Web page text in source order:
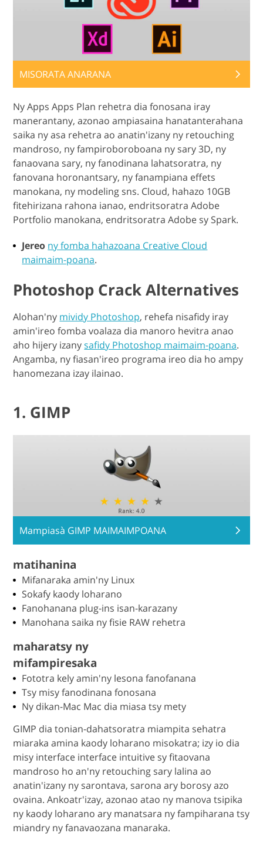
MISORATA ANARANA
Ny Apps Apps Plan rehetra dia fonosana iray
manerantany, azonao ampiasaina hanatanterahana
saika ny asa rehetra ao anatin'izany ny retouching
mandroso, ny fampiroboroboana ny sary 3D, ny
fanaovana sary, ny fanodinana lahatsoratra, ny
fanovana horonantsary, ny fanampiana effets
manokana, ny modeling sns. Cloud, hahazo 10GB
fitehirizana rahona ianao, endritsoratra Adobe
Portfolio manokana, endritsoratra Adobe sy Spark.
Jereo ny fomba hahazoana Creative Cloud
maimaim-poana.
Photoshop Crack Alternatives
Alohan'ny mividy Photoshop, rehefa nisafidy iray
amin'ireo fomba voalaza dia manoro hevitra anao
aho hijery izanysafidy Photoshop maimaim-poana.
Angamba, ny fiasan'ireo programa ireo dia ho ampy
hanomezana izay ilainao.
1. GIMP
Mampiasà GIMP MAIMAIMPOANA
matihanina
Mifanaraka amin'ny Linux
Sokafy kaody loharano
Fanohanana plug-ins isan-karazany
Manohana saika ny fisie RAW rehetra
maharatsy ny
mifampiresaka
Fototra kely amin'ny lesona fanofanana
Tsy misy fanodinana fonosana
Ny dikan-Mac Mac dia miasa tsy mety
GIMP dia tonian-dahatsoratra miampita sehatra
miaraka amina kaody loharano misokatra; izy io dia
misy interface interface intuitive sy fitaovana
mandroso ho an'ny retouching sary lalina ao
anatin'izany ny sarontava, sarona ary borosy azo
ovaina. Ankoatr'izay, azonao atao ny manova tsipika
ny kaody loharano ary manatsara ny fampiharana tsy
miandry ny fanavaozana manaraka.